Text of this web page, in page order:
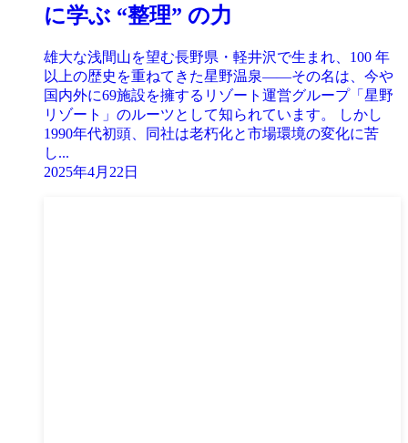
に学ぶ “整理” の力
雄大な浅間山を望む長野県・軽井沢で生まれ、100 年
以上の歴史を重ねてきた星野温泉――その名は、今や
国内外に69施設を擁するリゾート運営グループ「星野
リゾート」のルーツとして知られています。 しかし
1990年代初頭、同社は老朽化と市場環境の変化に苦
し...
2025年4月22日